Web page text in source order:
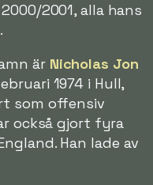
2001, alla hans
är Nicholas Jon
1974 i Hull,
som offensiv
också gjort fyra
Han lade av